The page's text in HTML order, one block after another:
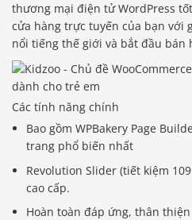
thương mại điện tử WordPress
cửa hàng trực tuyến của bạn
nổi tiếng thế giới và bắt đầu bán
Các tính năng chính
Bao gồm WPBakery Page
trang phổ biến nhất
Revolution Slider (tiết kiệm
cao cấp.
Hoàn toàn đáp ứng, thân